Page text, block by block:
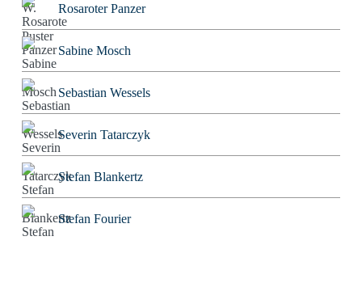
Rosaroter Panzer
Sabine Mosch
Sebastian Wessels
Severin Tatarczyk
Stefan Blankertz
Stefan Fourier